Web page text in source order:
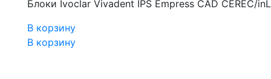
Блоки Ivoclar Vivadent IPS Empress CAD CEREC/
В корзину
В корзину